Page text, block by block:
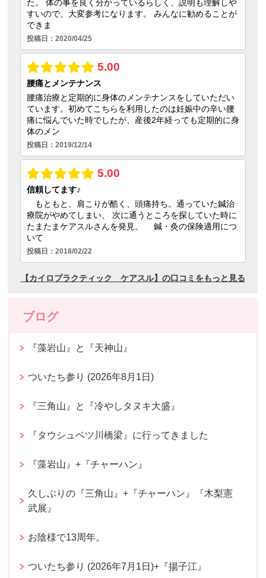
ブログ
『藻岩山』と『天神山』
ついたち参り (2026年8月1日)
『三角山』と『冷やしタヌキ大盛』
『タウシュベツ川橋梁』に行ってきました
『藻岩山』+『チャーハン』
久しぶりの『三角山』+『チャーハン』『木梨憲
武展』
お陰様で13周年。
ついたち参り (2026年7月1日)+『揚子江』